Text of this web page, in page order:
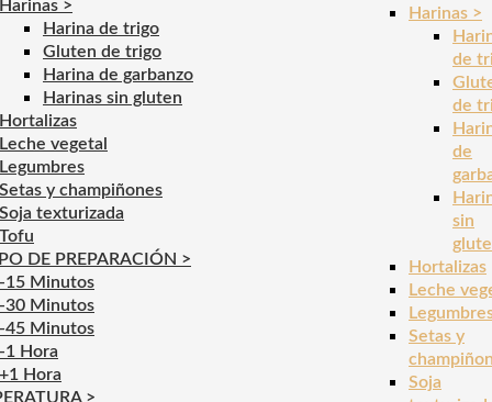
Harinas >
Harina de trigo
Gluten de trigo
Harina de garbanzo
Harinas sin gluten
Hortalizas
Leche vegetal
Legumbres
Setas y champiñones
Soja texturizada
Tofu
DE PREPARACIÓN >
-15 Minutos
-30 Minutos
-45 Minutos
-1 Hora
+1 Hora
>
Harinas >
de
de
de
sin
Hortalizas
Leche
Setas y
Soja